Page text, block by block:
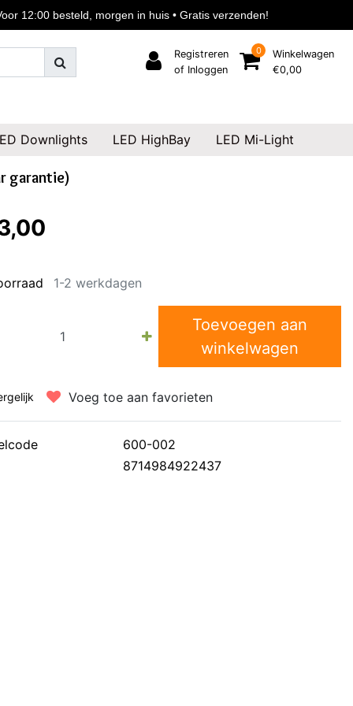
Registreren
of Inloggen
0
Winkelwagen
€0,00
Downlights LED HighBay LED Mi-Light
garantie)
1-2 werkdagen
Toevoegen aan
winkelwagen
Voeg toe aan favorieten
600-002
8714984922437
12:00 besteld, morgen in huis • Gratis verzenden!